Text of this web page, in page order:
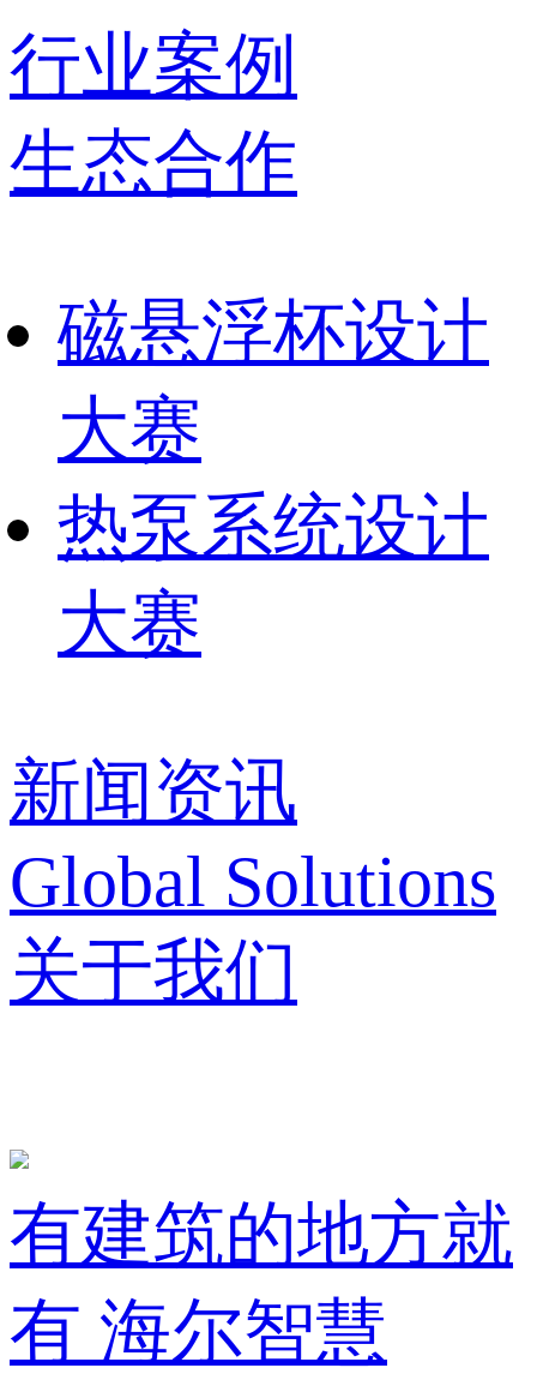
行业案例
生态合作
磁悬浮杯设计
大赛
热泵系统设计
大赛
新闻资讯
Global Solutions
关于我们
有建筑的地方就
有 海尔智慧